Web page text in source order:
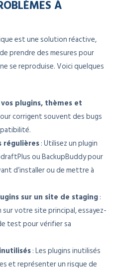
À
est une solution réactive,
prendre des mesures pour
se reproduise. Voici quelques
plugins, thèmes et
corrigent souvent des bugs
régulières: Utilisez un plugin
ou BackupBuddy pour
d’installer ou de mettre à
sur un site de staging:
votre site principal, essayez-
test pour vérifier sa
: Les plugins inutilisés
et représenter un risque de